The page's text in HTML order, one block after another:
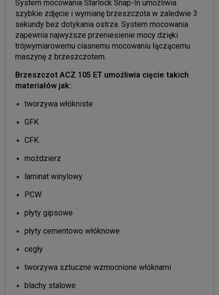
System mocowania Starlock Snap-In umożliwia
szybkie zdjęcie i wymianę brzeszczota w zaledwie 3
sekundy bez dotykania ostrza. System mocowania
zapewnia najwyższe przeniesienie mocy dzięki
trójwymiarowemu ciasnemu mocowaniu łączącemu
maszynę z brzeszczotem.
Brzeszczot ACZ 105 ET umożliwia cięcie takich
materiałów jak:
tworzywa włókniste
GFK
CFK
moździerz
laminat winylowy
PCW
płyty gipsowe
płyty cementowo włóknowe
cegły
tworzywa sztuczne wzmocnione włóknami
blachy stalowe